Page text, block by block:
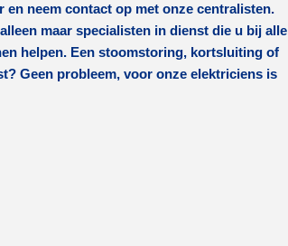
en neem contact op met onze centralisten.
maar specialisten in dienst die u bij alle
helpen. Een stoomstoring, kortsluiting of
Geen probleem, voor onze elektriciens is